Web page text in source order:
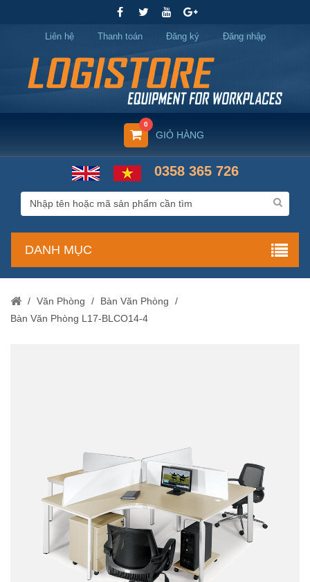
Liên hệ Thanh toán Đăng ký Đăng nhập
GIỎ HÀNG
0
0358 365 726
DANH MỤC
/ Văn Phòng / Bàn Văn Phòng
/
Bàn Văn Phòng L17-BLCO14-4